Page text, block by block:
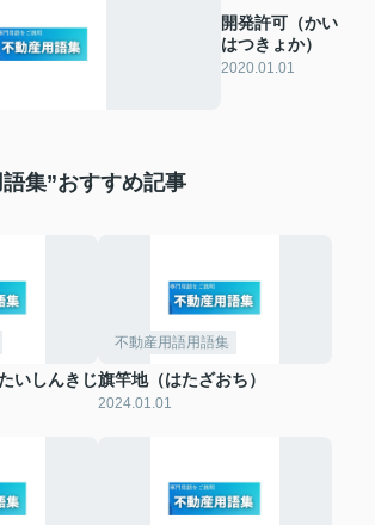
開発許可（かい
はつきょか）
2020.01.01
集”おすすめ記事
いしんきじ
不動産用語用語集
旗竿地（はたざおち）
2024.01.01